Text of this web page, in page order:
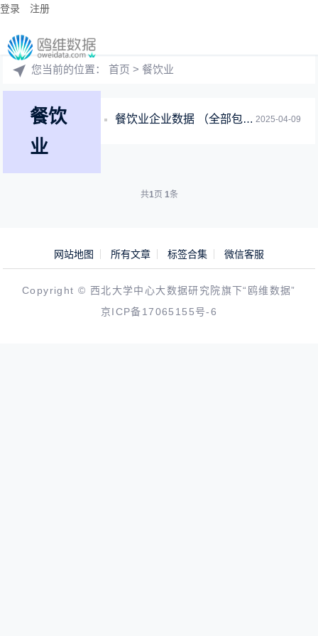
登录 注册
您当前的位置：首页 > 餐饮业
餐饮
业
2025-04-09
餐饮业企业数据 （全部包含联系电话，共计400多万条）
共1页 1条
网站地图 所有文章 标签合集 微信客服
Copyright © 西北大学中心大数据研究院旗下“鸥维数据”
京ICP备17065155号-6